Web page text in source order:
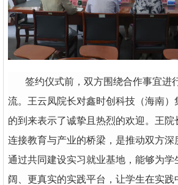
签约仪式前，双方围绕合作事宜进
流。王云凤院长对鑫时创科技（海南）
的到来表示了诚挚且热烈的欢迎。王院
连接教育与产业的桥梁，是推动双方深
通过共同建设实习就业基地，能够为学
阔、更真实的实践平台，让学生在实践